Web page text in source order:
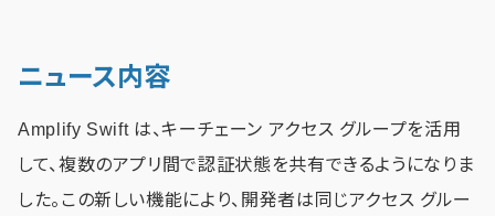
ニュース内容
Amplify Swift は、キーチェーン アクセス グループを活用
して、複数のアプリ間で認証状態を共有できるようになりま
した。この新しい機能により、開発者は同じアクセス グルー